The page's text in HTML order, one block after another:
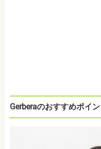
Gerberaのおすすめポイン